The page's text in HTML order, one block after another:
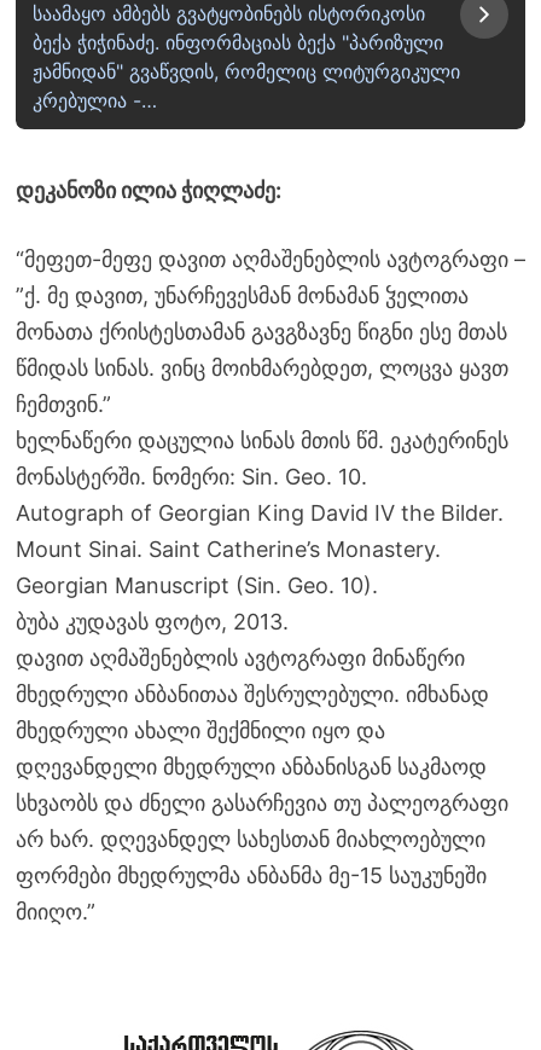
საამაყო ამბებს გვატყობინებს ისტორიკოსი
ბექა ჭიჭინაძე. ინფორმაციას ბექა "პარიზული
ჟამნიდან" გვაწვდის, რომელიც ლიტურგიკული
კრებულია -…
დეკანოზი ილია ჭიღლაძე:
“მეფეთ-მეფე დავით აღმაშენებლის ავტოგრაფი –
”ქ. მე დავით, უნარჩევესმან მონამან ჴელითა
მონათა ქრისტესთამან გავგზავნე წიგნი ესე მთას
წმიდას სინას. ვინც მოიხმარებდეთ, ლოცვა ყავთ
ჩემთვინ.”
ხელნაწერი დაცულია სინას მთის წმ. ეკატერინეს
მონასტერში. ნომერი: Sin. Geo. 10.
Autograph of Georgian King David IV the Bilder.
Mount Sinai. Saint Catherine’s Monastery.
Georgian Manuscript (Sin. Geo. 10).
ბუბა კუდავას ფოტო, 2013.
დავით აღმაშენებლის ავტოგრაფი მინაწერი
მხედრული ანბანითაა შესრულებული. იმხანად
მხედრული ახალი შექმნილი იყო და
დღევანდელი მხედრული ანბანისგან საკმაოდ
სხვაობს და ძნელი გასარჩევია თუ პალეოგრაფი
არ ხარ. დღევანდელ სახესთან მიახლოებული
ფორმები მხედრულმა ანბანმა მე-15 საუკუნეში
მიიღო.”